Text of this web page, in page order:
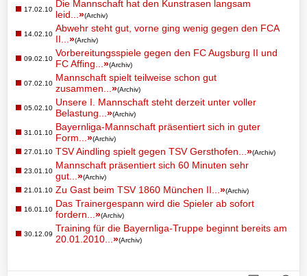
17.02.10 Die Mannschaft hat den Kunstrasen langsam
leid...»(Archiv)
14.02.10 Abwehr steht gut, vorne ging wenig gegen den FCA
II...»(Archiv)
09.02.10 Vorbereitungsspiele gegen den FC Augsburg II und
FC Affing...»(Archiv)
07.02.10 Mannschaft spielt teilweise schon gut
zusammen...»(Archiv)
05.02.10 Unsere I. Mannschaft steht derzeit unter voller
Belastung...»(Archiv)
31.01.10 Bayernliga-Mannschaft präsentiert sich in guter
Form...»(Archiv)
27.01.10 TSV Aindling spielt gegen TSV Gersthofen...»(Archiv)
23.01.10 Mannschaft präsentiert sich 60 Minuten sehr
gut...»(Archiv)
21.01.10 Zu Gast beim TSV 1860 München II...»(Archiv)
16.01.10 Das Trainergespann wird die Spieler ab sofort
fordern...»(Archiv)
30.12.09 Training für die Bayernliga-Truppe beginnt bereits am
20.01.2010...»(Archiv)